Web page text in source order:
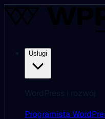
Usługi
Programista